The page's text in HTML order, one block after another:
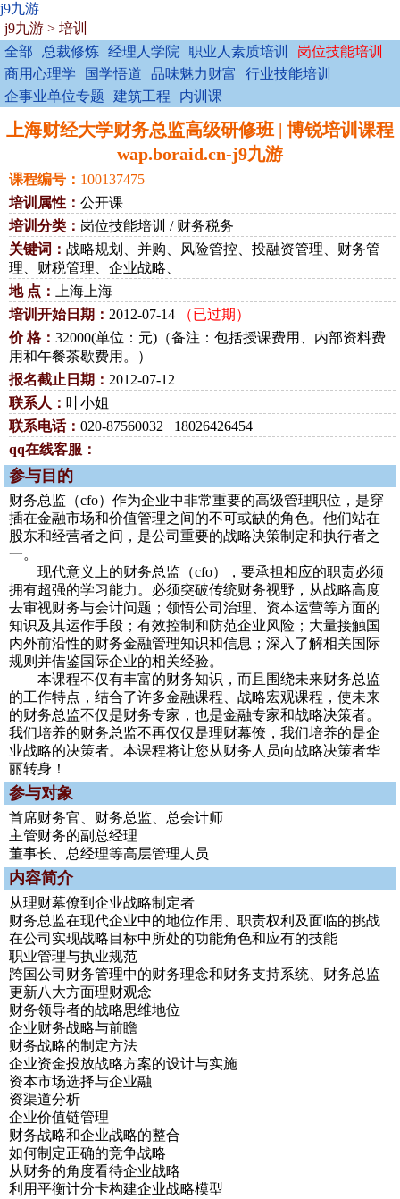
j9九游
j9九游 > 培训
全部
总裁修炼 经理人学院 职业人素质培训
岗位技能培训
商用心理学
国学悟道 品味魅力财富
行业技能培训
企事业单位专题
建筑工程 内训课
上海财经大学财务总监高级研修班 | 博锐培训课程
wap.boraid.cn-j9九游
课程编号： 100137475
培训属性： 公开课
培训分类： 岗位技能培训 / 财务税务
关键词： 战略规划、并购、风险管控、投融资管理、财务管
理、财税管理、企业战略、
地 点：
上海上海
培训开始日期： 2012-07-14
（已过期）
价 格： 32000(单位：元)（备注：包括授课费用、内部资料费
用和午餐茶歇费用。）
报名截止日期： 2012-07-12
联系人： 叶小姐
联系电话： 020-87560032 18026426454
qq在线客服：
参与目的
财务总监（cfo）作为企业中非常重要的高级管理职位，是穿
插在金融市场和价值管理之间的不可或缺的角色。他们站在
股东和经营者之间，是公司重要的战略决策制定和执行者之
一。
现代意义上的财务总监（cfo），要承担相应的职责必须
拥有超强的学习能力。必须突破传统财务视野，从战略高度
去审视财务与会计问题；领悟公司治理、资本运营等方面的
知识及其运作手段；有效控制和防范企业风险；大量接触国
内外前沿性的财务金融管理知识和信息；深入了解相关国际
规则并借鉴国际企业的相关经验。
本课程不仅有丰富的财务知识，而且围绕未来财务总监
的工作特点，结合了许多金融课程、战略宏观课程，使未来
的财务总监不仅是财务专家，也是金融专家和战略决策者。
我们培养的财务总监不再仅仅是理财幕僚，我们培养的是企
业战略的决策者。本课程将让您从财务人员向战略决策者华
丽转身！
参与对象
首席财务官、财务总监、总会计师
主管财务的副总经理
董事长、总经理等高层管理人员
内容简介
从理财幕僚到企业战略制定者
财务总监在现代企业中的地位作用、职责权利及面临的挑战
在公司实现战略目标中所处的功能角色和应有的技能
职业管理与执业规范
跨国公司财务管理中的财务理念和财务支持系统、财务总监
更新八大方面理财观念
财务领导者的战略思维地位
企业财务战略与前瞻
财务战略的制定方法
企业资金投放战略方案的设计与实施
资本市场选择与企业融
资渠道分析
企业价值链管理
财务战略和企业战略的整合
如何制定正确的竞争战略
从财务的角度看待企业战略
利用平衡计分卡构建企业战略模型